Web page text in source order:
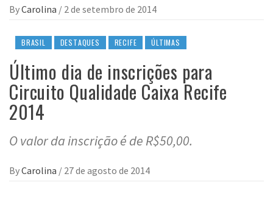
ByCarolina / 2 de setembro de 2014
BRASIL DESTAQUES RECIFE ÚLTIMAS
Último dia de inscrições para
Circuito Qualidade Caixa Recife
2014
O valor da inscrição é de R$50,00.
ByCarolina / 27 de agosto de 2014